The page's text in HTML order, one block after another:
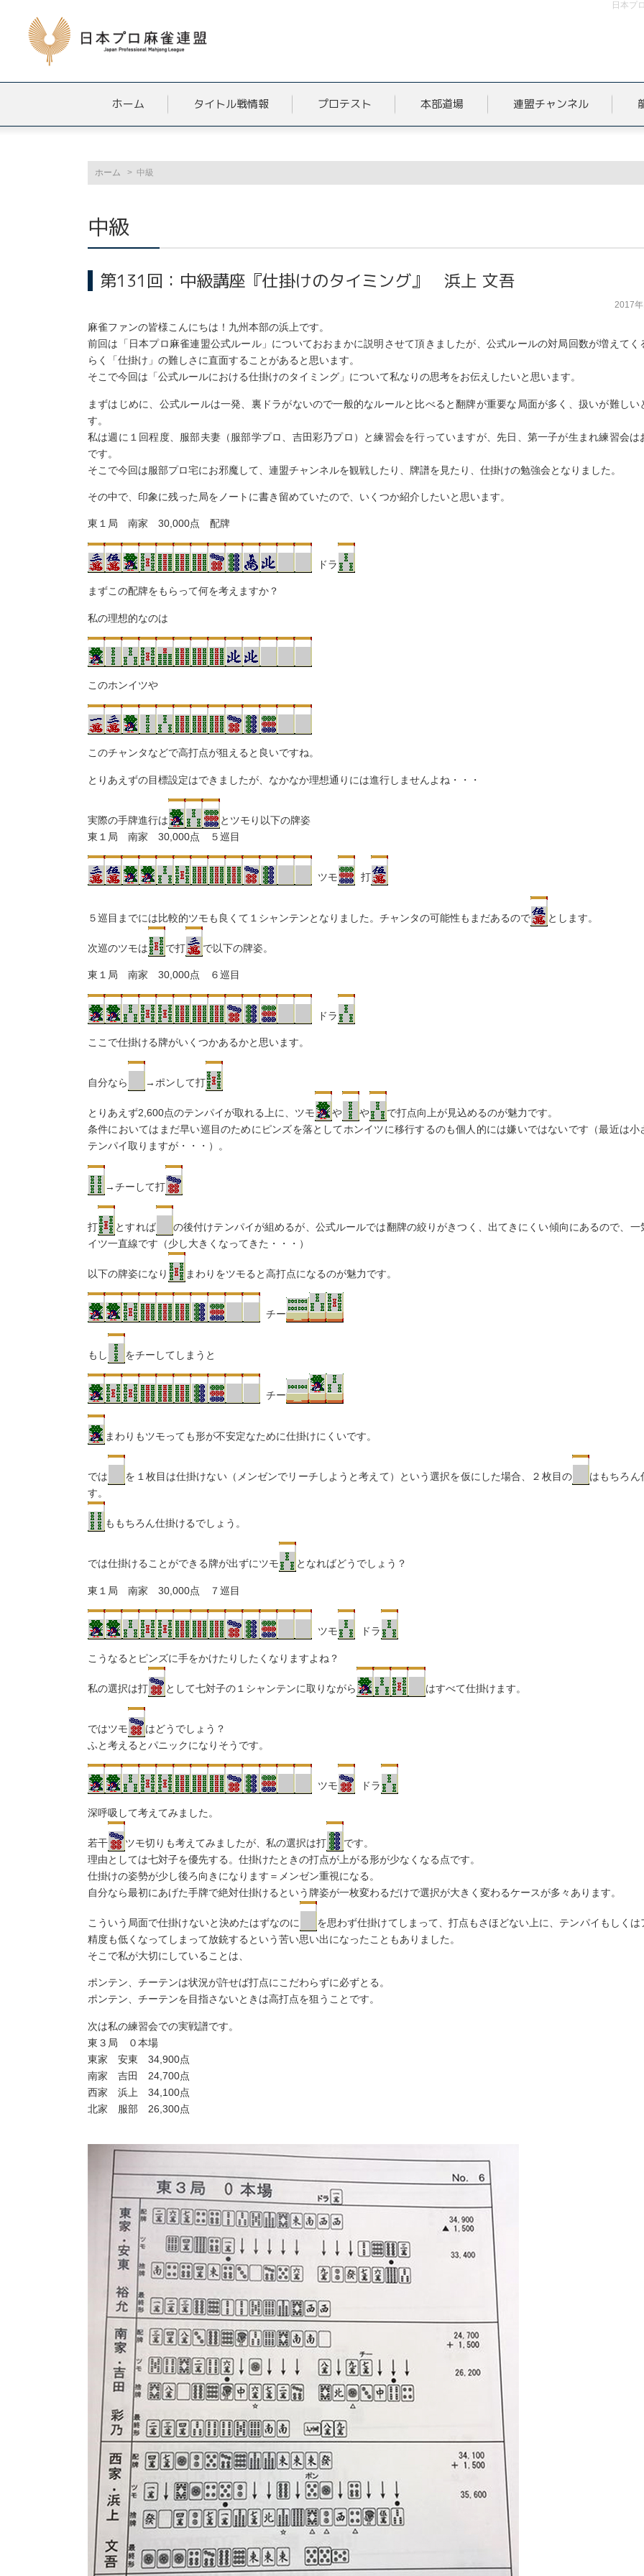
日本プ
ホーム タイトル戦情報 プロテスト 本部道場 連盟チャンネル
ホーム 中級
中級
第131回：中級講座『仕掛けのタイミング』 浜上 文吾
2017
麻雀ファンの皆様こんにちは！九州本部の浜上です。
前回は「日本プロ麻雀連盟公式ルール」についておおまかに説明させて頂きましたが、公式ルールの対局回数が増えてく
らく「仕掛け」の難しさに直面することがあると思います。
そこで今回は「公式ルールにおける仕掛けのタイミング」について私なりの思考をお伝えしたいと思います。
まずはじめに、公式ルールは一発、裏ドラがないので一般的なルールと比べると翻牌が重要な局面が多く、扱いが難しい
す。
私は週に１回程度、服部夫妻（服部学プロ、吉田彩乃プロ）と練習会を行っていますが、先日、第一子が生まれ練習会は
です。
そこで今回は服部プロ宅にお邪魔して、連盟チャンネルを観戦したり、牌譜を見たり、仕掛けの勉強会となりました。
その中で、印象に残った局をノートに書き留めていたので、いくつか紹介したいと思います。
東１局 南家 30,000点 配牌
ドラ
まずこの配牌をもらって何を考えますか？
私の理想的なのは
このホンイツや
このチャンタなどで高打点が狙えると良いですね。
とりあえずの目標設定はできましたが、なかなか理想通りには進行しませんよね・・・
実際の手牌進行は
とツモり以下の牌姿
東１局 南家 30,000点 ５巡目
ツモ 打
５巡目までには比較的ツモも良くて１シャンテンとなりました。チャンタの可能性もまだあるので とします。
次巡のツモは で打 で以下の牌姿。
東１局 南家 30,000点 ６巡目
ドラ
ここで仕掛ける牌がいくつかあるかと思います。
自分なら →ポンして打
とりあえず2,600点のテンパイが取れる上に、ツモ や や
で打点向上が見込めるのが魅力です。
条件においてはまだ早い巡目のためにピンズを落としてホンイツに移行するのも個人的には嫌いではないです（最近は小
テンパイ取りますが・・・）。
→チーして打
打 とすれば
の後付けテンパイが組めるが、公式ルールでは翻牌の絞りがきつく、出てきにくい傾向にあるので、一
イツ一直線です（少し大きくなってきた・・・）
以下の牌姿になり まわりをツモると高打点になるのが魅力です。
チー
もし をチーしてしまうと
チー
まわりもツモっても形が不安定なために仕掛けにくいです。
では を１枚目は仕掛けない（メンゼンでリーチしようと考えて）という選択を仮にした場合、２枚目の
はもちろん
す。
ももちろん仕掛けるでしょう。
では仕掛けることができる牌が出ずにツモ となればどうでしょう？
東１局 南家 30,000点 ７巡目
ツモ ドラ
こうなるとピンズに手をかけたりしたくなりますよね？
私の選択は打 として七対子の１シャンテンに取りながら はすべて仕掛けます。
ではツモ
はどうでしょう？
ふと考えるとパニックになりそうです。
ツモ ドラ
深呼吸して考えてみました。
若干 ツモ切りも考えてみましたが、私の選択は打
です。
理由としては七対子を優先する。仕掛けたときの打点が上がる形が少なくなる点です。
仕掛けの姿勢が少し後ろ向きになります＝メンゼン重視になる。
自分なら最初にあげた手牌で絶対仕掛けるという牌姿が一枚変わるだけで選択が大きく変わるケースが多々あります。
こういう局面で仕掛けないと決めたはずなのに
を思わず仕掛けてしまって、打点もさほどない上に、テンパイもしくは
精度も低くなってしまって放銃するという苦い思い出になったこともありました。
そこで私が大切にしていることは、
ポンテン、チーテンは状況が許せば打点にこだわらずに必ずとる。
ポンテン、チーテンを目指さないときは高打点を狙うことです。
次は私の練習会での実戦譜です。
東３局 ０本場
東家 安東 34,900点
南家 吉田 24,700点
西家 浜上 34,100点
北家 服部 26,300点